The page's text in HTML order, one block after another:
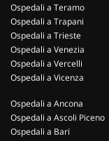
Ospedali a Teramo
Ospedali a Trapani
Ospedali a Trieste
Ospedali a Venezia
Ospedali a Vercelli
Ospedali a Vicenza
Ospedali a Ancona
Ospedali a Ascoli Piceno
Ospedali a Bari